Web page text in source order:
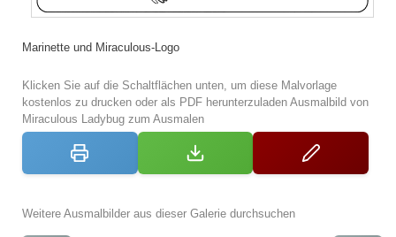
Marinette und Miraculous-Logo
Klicken Sie auf die Schaltflächen unten, um diese Malvorlage
kostenlos zu drucken oder als PDF herunterzuladen Ausmalbild von
Miraculous Ladybug zum Ausmalen
Weitere Ausmalbilder aus dieser Galerie durchsuchen